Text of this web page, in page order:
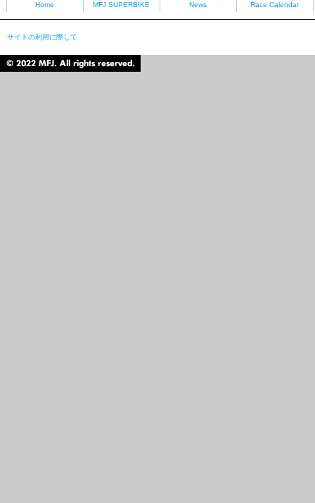
Home MFJ SUPERBIKE News Race Calendar
サイトの利用に際して